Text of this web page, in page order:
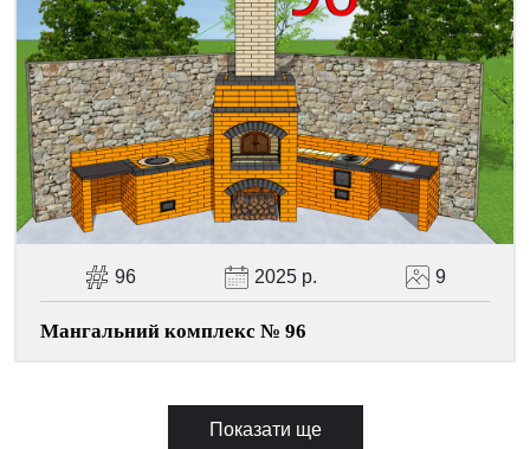
96 2025 р. 9
Мангальний комплекс № 96
Показати ще